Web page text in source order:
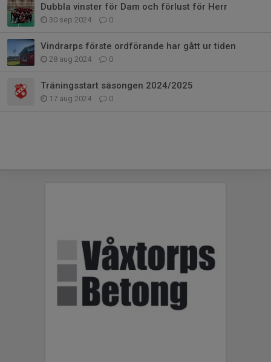
Dubbla vinster för Dam och förlust för Herr
30 sep 2024 0
Vindrarps förste ordförande har gått ur tiden
28 aug 2024 0
Träningsstart säsongen 2024/2025
17 aug 2024 0